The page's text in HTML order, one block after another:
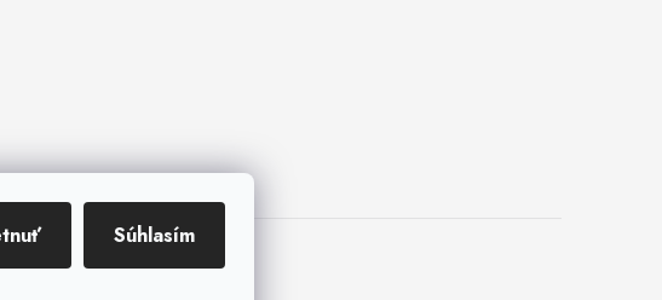
Súhlasím